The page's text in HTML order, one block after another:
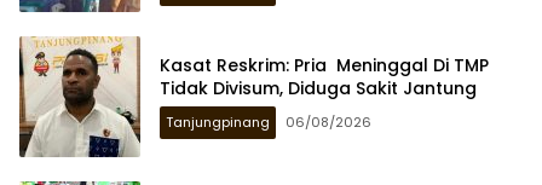
Kasat Reskrim: Pria Meninggal Di TMP
Tidak Divisum, Diduga Sakit Jantung
Tanjungpinang 06/08/2026